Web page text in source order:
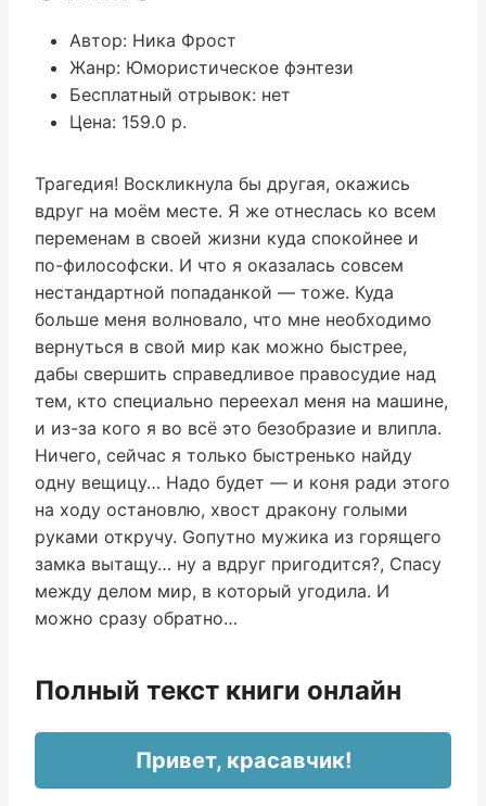
Автор: Ника Фрост
Жанр: Юмористическое фэнтези
Бесплатный отрывок: нет
Цена: 159.0 р.
Трагедия! Воскликнула бы другая, окажись
вдруг на моём месте. Я же отнеслась ко всем
переменам в своей жизни куда спокойнее и
по-философски. И что я оказалась совсем
нестандартной попаданкой — тоже. Куда
больше меня волновало, что мне необходимо
вернуться в свой мир как можно быстрее,
дабы свершить справедливое правосудие над
тем, кто специально переехал меня на машине,
и из-за кого я во всё это безобразие и влипла.
Ничего, сейчас я только быстренько найду
одну вещицу… Надо будет — и коня ради этого
на ходу остановлю, хвост дракону голыми
руками откручу. Gопутно мужика из горящего
замка вытащу… ну а вдруг пригодится?, Cпасу
между делом мир, в который угодила. И
можно сразу обратно…
Полный текст книги онлайн
Привет, красавчик!